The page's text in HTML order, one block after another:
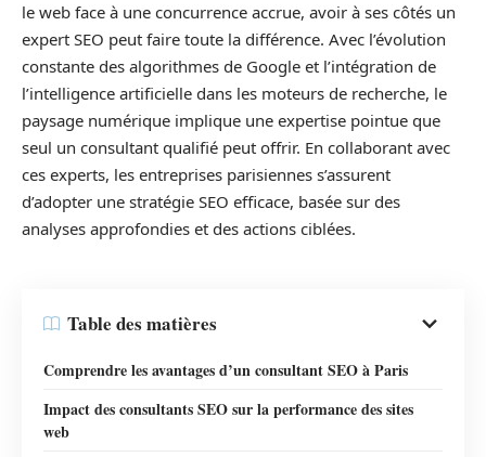
le web face à une concurrence accrue, avoir à ses côtés un
expert SEO peut faire toute la différence. Avec l’évolution
constante des algorithmes de Google et l’intégration de
l’intelligence artificielle dans les moteurs de recherche, le
paysage numérique implique une expertise pointue que
seul un consultant qualifié peut offrir. En collaborant avec
ces experts, les entreprises parisiennes s’assurent
d’adopter une stratégie SEO efficace, basée sur des
analyses approfondies et des actions ciblées.
Table des matières
Comprendre les avantages d’un consultant SEO à Paris
Impact des consultants SEO sur la performance des sites
web